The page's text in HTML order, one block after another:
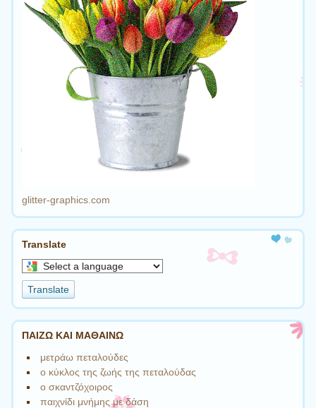
glitter-graphics.com
Translate
Select
a
language
to
translate
this
page
Translate
ΠΑΙΖΩ ΚΑΙ ΜΑΘΑΙΝΩ
μετράω πεταλούδες
ο κύκλος της ζωής της πεταλούδας
ο σκαντζόχοιρος
παιχνίδι μνήμης με δάση